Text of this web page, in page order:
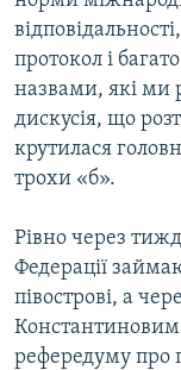
протокол і
назвами, які ми
дискусія, що
крутилася
трохи «б».
Рівно через
Федерації
півострові, а
Константиновим
рефередуму про